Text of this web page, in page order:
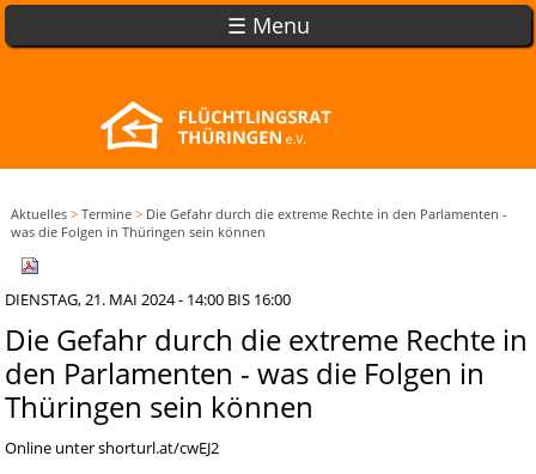
☰ Menu
Aktuelles > Termine > Die Gefahr durch die extreme Rechte in den Parlamenten -
was die Folgen in Thüringen sein können
DIENSTAG, 21. MAI 2024 - 14:00 BIS 16:00
Die Gefahr durch die extreme Rechte in
den Parlamenten - was die Folgen in
Thüringen sein können
Online unter shorturl.at/cwEJ2